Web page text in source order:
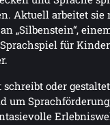
Aktuell arbeitet sie
„Silbenstein“,
für
oder
um